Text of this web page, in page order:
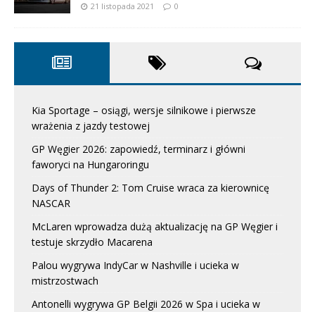
21 listopada 2021 0
Kia Sportage – osiągi, wersje silnikowe i pierwsze
wrażenia z jazdy testowej
GP Węgier 2026: zapowiedź, terminarz i główni
faworyci na Hungaroringu
Days of Thunder 2: Tom Cruise wraca za kierownicę
NASCAR
McLaren wprowadza dużą aktualizację na GP Węgier i
testuje skrzydło Macarena
Palou wygrywa IndyCar w Nashville i ucieka w
mistrzostwach
Antonelli wygrywa GP Belgii 2026 w Spa i ucieka w